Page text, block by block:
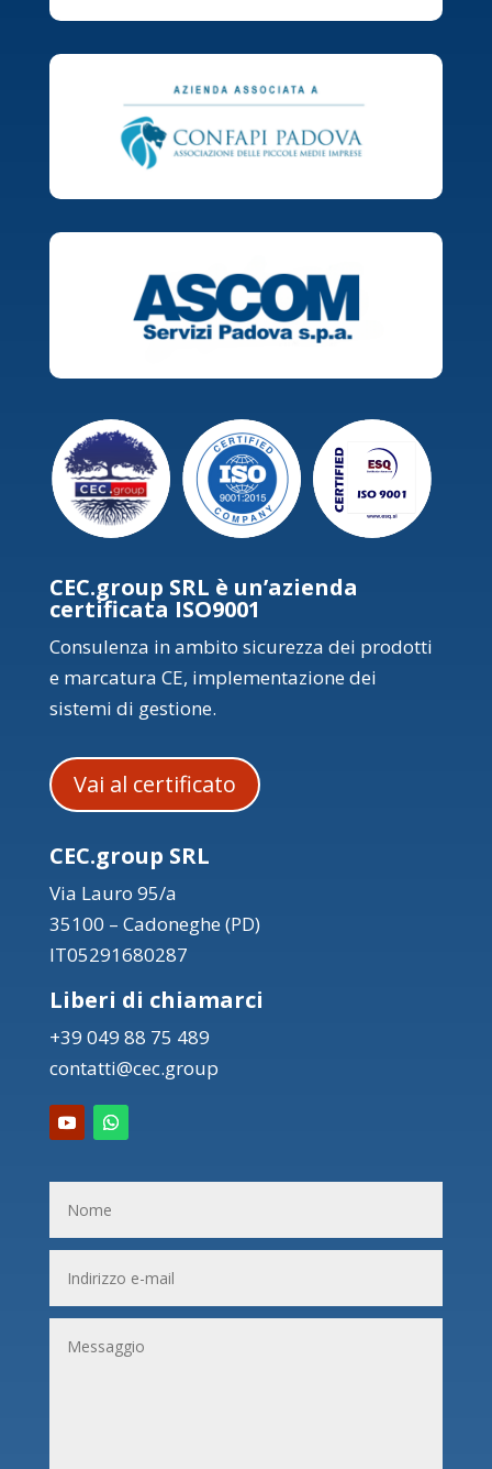
CEC.group SRL è un’azienda
certificata ISO9001
Consulenza in ambito sicurezza dei prodotti
e marcatura CE, implementazione dei
sistemi di gestione.
Vai al certificato
CEC.group SRL
Via Lauro 95/a
35100 – Cadoneghe (PD)
IT05291680287
Liberi di chiamarci
+39 049 88 75 489
contatti@cec.group